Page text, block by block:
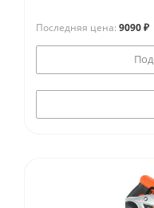
Последняя цена: 9090 ₽